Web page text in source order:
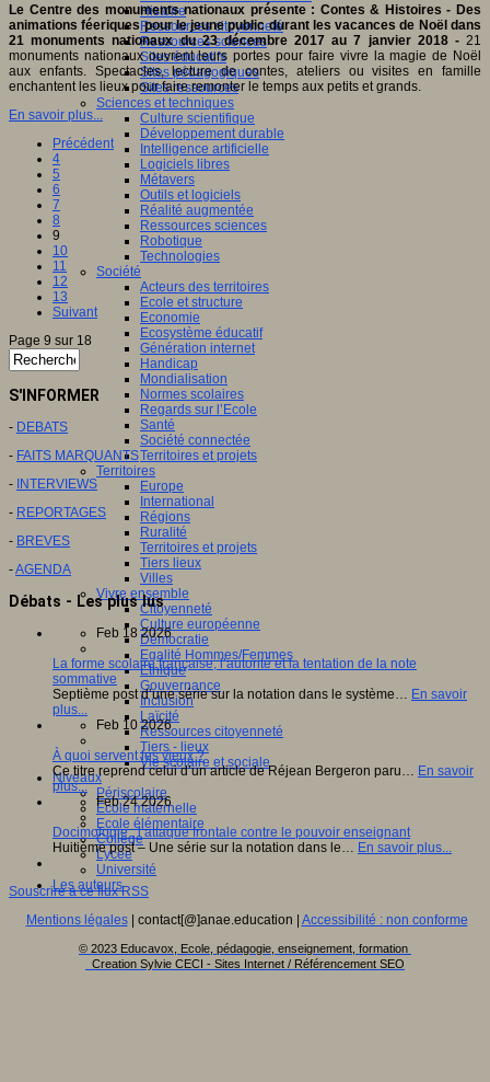
Histoire
Ressources citoyenneté
Ressources sciences
Sites éducatifs
Sites pédagogiques
Sites ressources
Sciences et techniques
Culture scientifique
Développement durable
Intelligence artificielle
Logiciels libres
Métavers
Outils et logiciels
Réalité augmentée
Ressources sciences
Robotique
Technologies
Société
Acteurs des territoires
Ecole et structure
Economie
Ecosystème éducatif
Génération internet
Handicap
Mondialisation
Normes scolaires
Regards sur l’Ecole
Santé
Société connectée
Territoires et projets
Territoires
Europe
International
Régions
Ruralité
Territoires et projets
Tiers lieux
Villes
Vivre ensemble
Citoyenneté
Culture européenne
Démocratie
Egalité Hommes/Femmes
Ethique
Gouvernance
Inclusion
Laïcité
Ressources citoyenneté
Tiers - lieux
Vie scolaire et sociale
Niveaux
Périscolaire
Ecole maternelle
Ecole élémentaire
Collège
Lycée
Université
Les auteurs
Le Centre des monuments nationaux présente : Contes & Histoires - Des
animations féeriques pour le jeune public durant les vacances de Noël dans
21 monuments nationauxdu 23 décembre 2017 au 7 janvier 2018 - 21
monuments nationaux ouvrent leurs portes pour faire vivre la magie de Noël
aux enfants. Spectacles, lecture de contes, ateliers ou visites en famille
enchantent les lieux pour faire remonter le temps aux petits et grands.
En savoir plus...
Précédent
4
5
6
7
8
9
10
11
12
13
Suivant
Page 9 sur 18
S'INFORMER
- DEBATS
- FAITS MARQUANTS
- INTERVIEWS
- REPORTAGES
- BREVES
-AGENDA
Débats - Les plus lus
Feb 18 2026
La forme scolaire française, l’autorité et la tentation de la note
sommative
Septième post d’une série sur la notation dans le système… En savoir
plus...
Feb 10 2026
À quoi servent les vieux ?
Ce titre reprend celui d’un article de Réjean Bergeron paru… En savoir
plus...
Feb 24 2026
Docimologie : l’attaque frontale contre le pouvoir enseignant
Huitième post – Une série sur la notation dans le… En savoir plus...
Souscrire à ce flux RSS
Mentions légales| contact[@]anae.education | Accessibilité : non conforme
© 2023 Educavox, Ecole, pédagogie, enseignement, formation
Creation Sylvie CECI - Sites Internet / Référencement SEO